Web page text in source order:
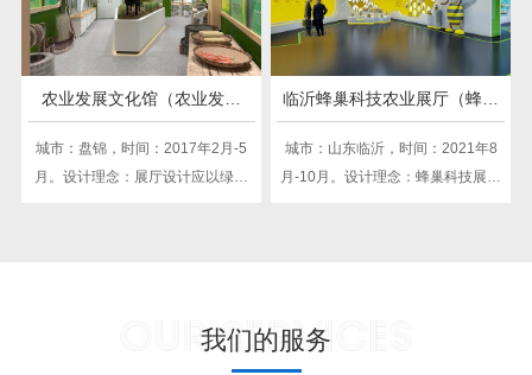
农业发展文化馆（农业发展
类）
城市：盘锦，时间：2017年2月-5
月。设计理念：展厅设计应以绿色
临沂蜂巢科技农业展厅（蜂产
品类）
城市：山东临沂，时间：2021年8
月-10月。设计理念：蜂巢科技展厅
OUR SERVICES
我们的服务